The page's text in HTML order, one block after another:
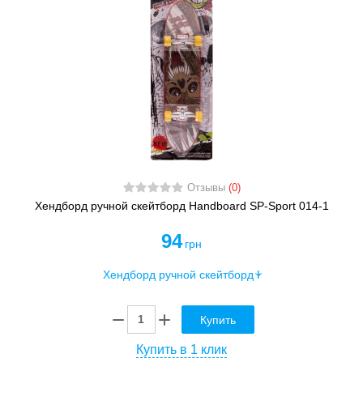
Отзывы (0)
Хендборд ручной скейтборд Handboard SP-Sport 014-1
94 грн
Купить
Купить в 1 клик